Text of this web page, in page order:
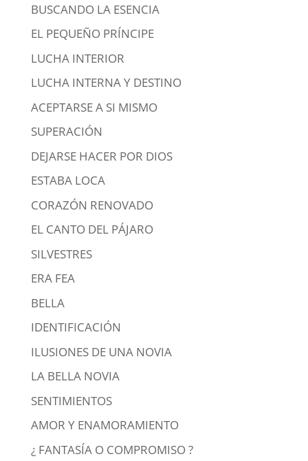
BUSCANDO LA ESENCIA
EL PEQUEÑO PRÍNCIPE
LUCHA INTERIOR
LUCHA INTERNA Y DESTINO
ACEPTARSE A SI MISMO
SUPERACIÓN
DEJARSE HACER POR DIOS
ESTABA LOCA
CORAZÓN RENOVADO
EL CANTO DEL PÁJARO
SILVESTRES
ERA FEA
BELLA
IDENTIFICACIÓN
ILUSIONES DE UNA NOVIA
LA BELLA NOVIA
SENTIMIENTOS
AMOR Y ENAMORAMIENTO
¿ FANTASÍA O COMPROMISO ?